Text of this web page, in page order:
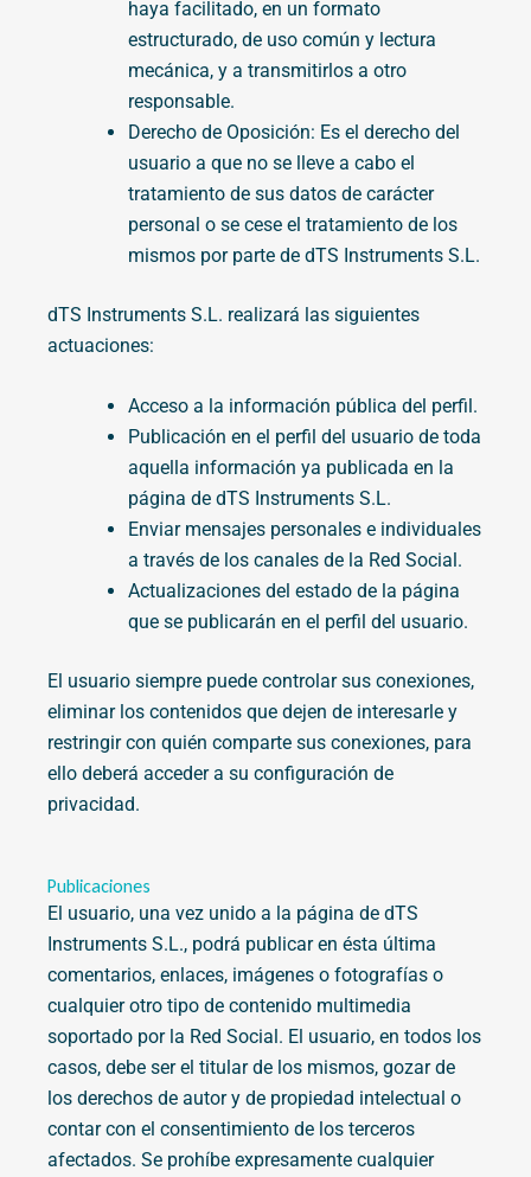
haya facilitado, en un formato
estructurado, de uso común y lectura
mecánica, y a transmitirlos a otro
responsable.
Derecho de Oposición: Es el derecho del
usuario a que no se lleve a cabo el
tratamiento de sus datos de carácter
personal o se cese el tratamiento de los
mismos por parte de dTS Instruments S.L.
dTS Instruments S.L. realizará las siguientes
actuaciones:
Acceso a la información pública del perfil.
Publicación en el perfil del usuario de toda
aquella información ya publicada en la
página de dTS Instruments S.L.
Enviar mensajes personales e individuales
a través de los canales de la Red Social.
Actualizaciones del estado de la página
que se publicarán en el perfil del usuario.
El usuario siempre puede controlar sus conexiones,
eliminar los contenidos que dejen de interesarle y
restringir con quién comparte sus conexiones, para
ello deberá acceder a su configuración de
privacidad.
Publicaciones
El usuario, una vez unido a la página de dTS
Instruments S.L., podrá publicar en ésta última
comentarios, enlaces, imágenes o fotografías o
cualquier otro tipo de contenido multimedia
soportado por la Red Social. El usuario, en todos los
casos, debe ser el titular de los mismos, gozar de
los derechos de autor y de propiedad intelectual o
contar con el consentimiento de los terceros
afectados. Se prohíbe expresamente cualquier